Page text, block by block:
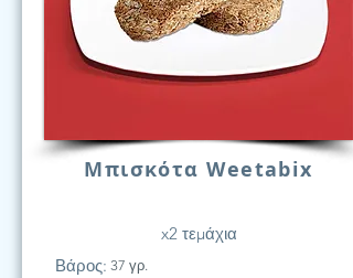
Μπισκότα Weetabix
x2 τεμάχια
Βάρος: 37 γρ.